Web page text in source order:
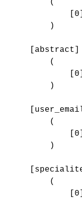
        (
        )
[abstract]
        (
        )
        (
        )
        (